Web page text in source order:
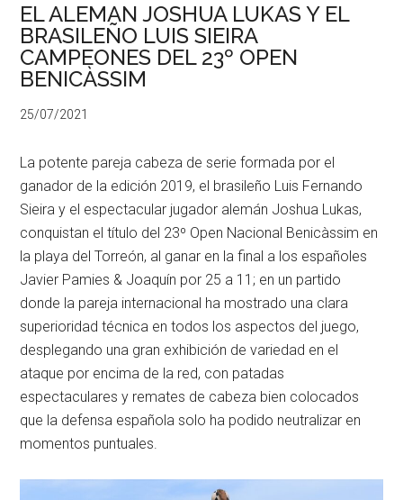
EL ALEMAN JOSHUA LUKAS Y EL
BRASILEÑO LUIS SIEIRA
CAMPEONES DEL 23º OPEN
BENICÀSSIM
25/07/2021
La potente pareja cabeza de serie formada por el
ganador de la edición 2019, el brasileño Luis Fernando
Sieira y el espectacular jugador alemán Joshua Lukas,
conquistan el título del 23º Open Nacional Benicàssim en
la playa del Torreón, al ganar en la final a los españoles
Javier Pamies & Joaquín por 25 a 11; en un partido
donde la pareja internacional ha mostrado una clara
superioridad técnica en todos los aspectos del juego,
desplegando una gran exhibición de variedad en el
ataque por encima de la red, con patadas
espectaculares y remates de cabeza bien colocados
que la defensa española solo ha podido neutralizar en
momentos puntuales.